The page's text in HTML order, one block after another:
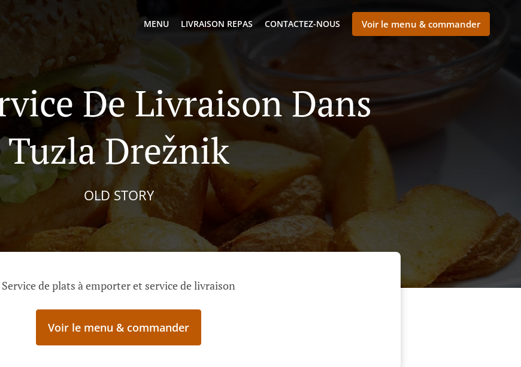
MENU LIVRAISON REPAS CONTACTEZ-NOUS Voir le menu & commander
De Livraison Dans
Tuzla Drežnik
OLD STORY
Service de plats à emporter et service de livraison
Voir le menu & commander